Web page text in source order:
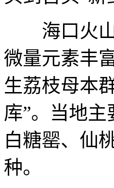
海口火山
微量元素丰
生荔枝母本
库”。当地
白糖罂、仙
种。